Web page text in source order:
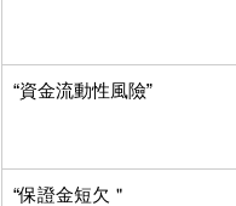
“資金流動性風險”
“保證金短欠＂